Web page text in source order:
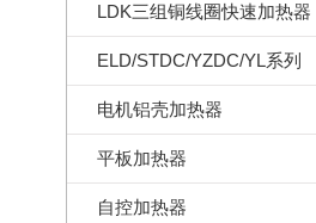
LDK三组铜线圈快速加热器
ELD/STDC/YZDC/YL系列
电机铝壳加热器
平板加热器
自控加热器